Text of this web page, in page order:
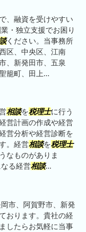
、融資を受けやすい
・独立支援でお困り
ください。当事務所
区、中央区、江南
、新発田市、五泉
籠町、田上...
相談を税理士に行う
営計画の作成や経営
営分析や経営診断を
。経営相談を税理士
なものがありま
る経営相談...
市、阿賀野市、新発
おります。貴社の経
したらお気軽に当事